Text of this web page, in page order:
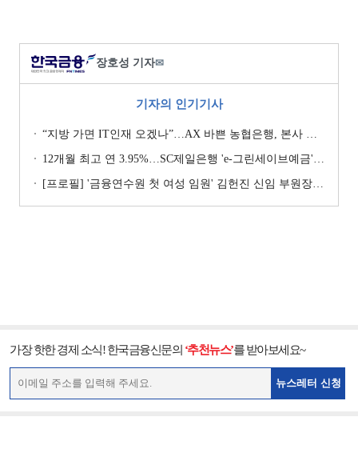
장호성 기자✉
기자의 인기기사
“지방 가면 IT인재 오겠나”…AX 바쁜 농협은행, 본사 이전설에 ‘긴장’ [막 오른 금융권 하투(夏鬪)]
12개월 최고 연 3.95%…SC제일은행 'e-그린세이브예금' [이주의 은행 예금금리-8월 1주]
[프로필] '금융연수원 첫 여성 임원' 김헌진 신임 부원장···교육·디지털·기획 '올라운더'
가장 핫한 경제 소식! 한국금융신문의 ‘추천뉴스’를 받아보세요~
뉴스레터 신청